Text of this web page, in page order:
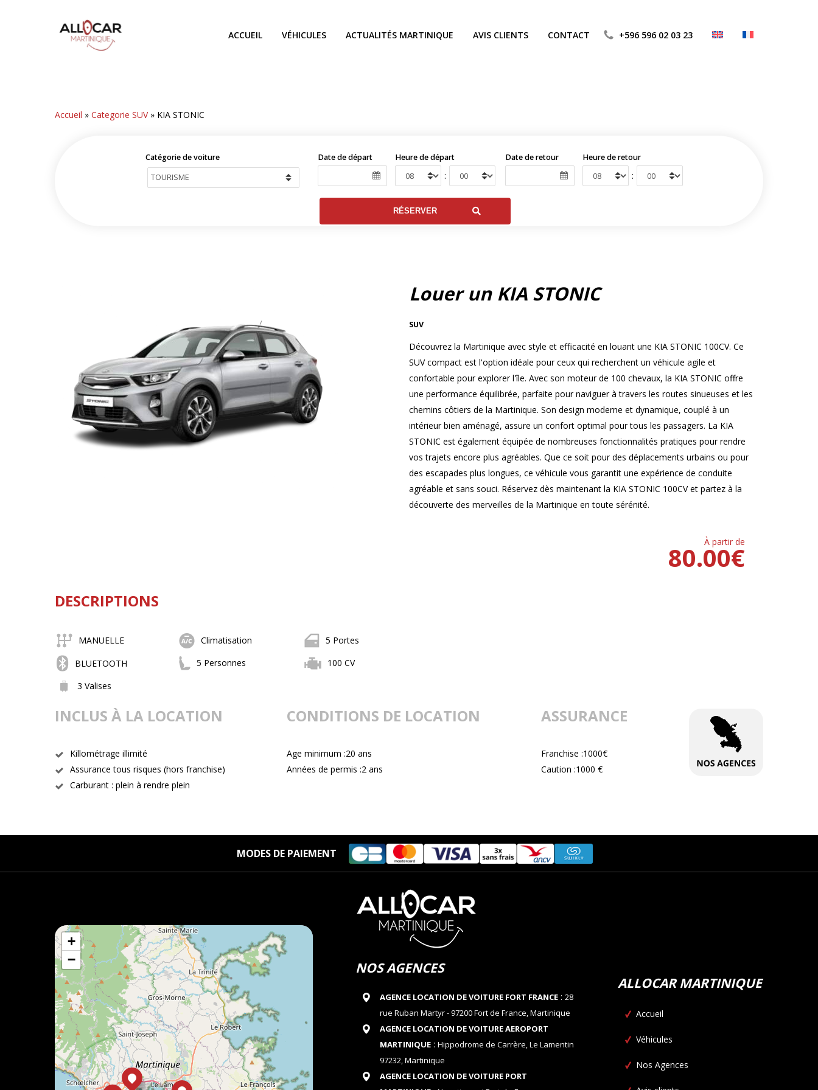
ACCUEIL VÉHICULES ACTUALITÉS MARTINIQUE AVIS CLIENTS CONTACT +596 596 02 03 23
Accueil »Categorie SUV» KIA STONIC
Catégorie de voiture Date de départ Heure de départ
:
Date de retour Heure de retour
:
Louer un KIA STONIC
SUV
Découvrez la Martinique avec style et efficacité en louant une KIA STONIC 100CV. Ce
SUV compact est l'option idéale pour ceux qui recherchent un véhicule agile et
confortable pour explorer l'île. Avec son moteur de 100 chevaux, la KIA STONIC offre
une performance équilibrée, parfaite pour naviguer à travers les routes sinueuses et les
chemins côtiers de la Martinique. Son design moderne et dynamique, couplé à un
intérieur bien aménagé, assure un confort optimal pour tous les passagers. La KIA
STONIC est également équipée de nombreuses fonctionnalités pratiques pour rendre
vos trajets encore plus agréables. Que ce soit pour des déplacements urbains ou pour
des escapades plus longues, ce véhicule vous garantit une expérience de conduite
agréable et sans souci. Réservez dès maintenant la KIA STONIC 100CV et partez à la
découverte des merveilles de la Martinique en toute sérénité.
À partir de
€
80.00
DESCRIPTIONS
MANUELLE Climatisation
5 Portes
BLUETOOTH
5 Personnes
100 CV
3 Valises
INCLUS À LA LOCATION
Killométrage illimité
Assurance tous risques (hors franchise)
Carburant : plein à rendre plein
CONDITIONS DE LOCATION
Age minimum :20 ans
Années de permis :2 ans
ASSURANCE
Franchise :1000€
Caution :1000 €
MODES DE PAIEMENT
+
−
NOS AGENCES
AGENCE LOCATION DE VOITURE FORT FRANCE: 28
rue Ruban Martyr - 97200 Fort de France, Martinique
AGENCE LOCATION DE VOITURE AEROPORT
MARTINIQUE: Hippodrome de Carrère, Le Lamentin
97232, Martinique
AGENCE LOCATION DE VOITURE PORT
ALLOCAR MARTINIQUE
Accueil
Véhicules
Nos Agences